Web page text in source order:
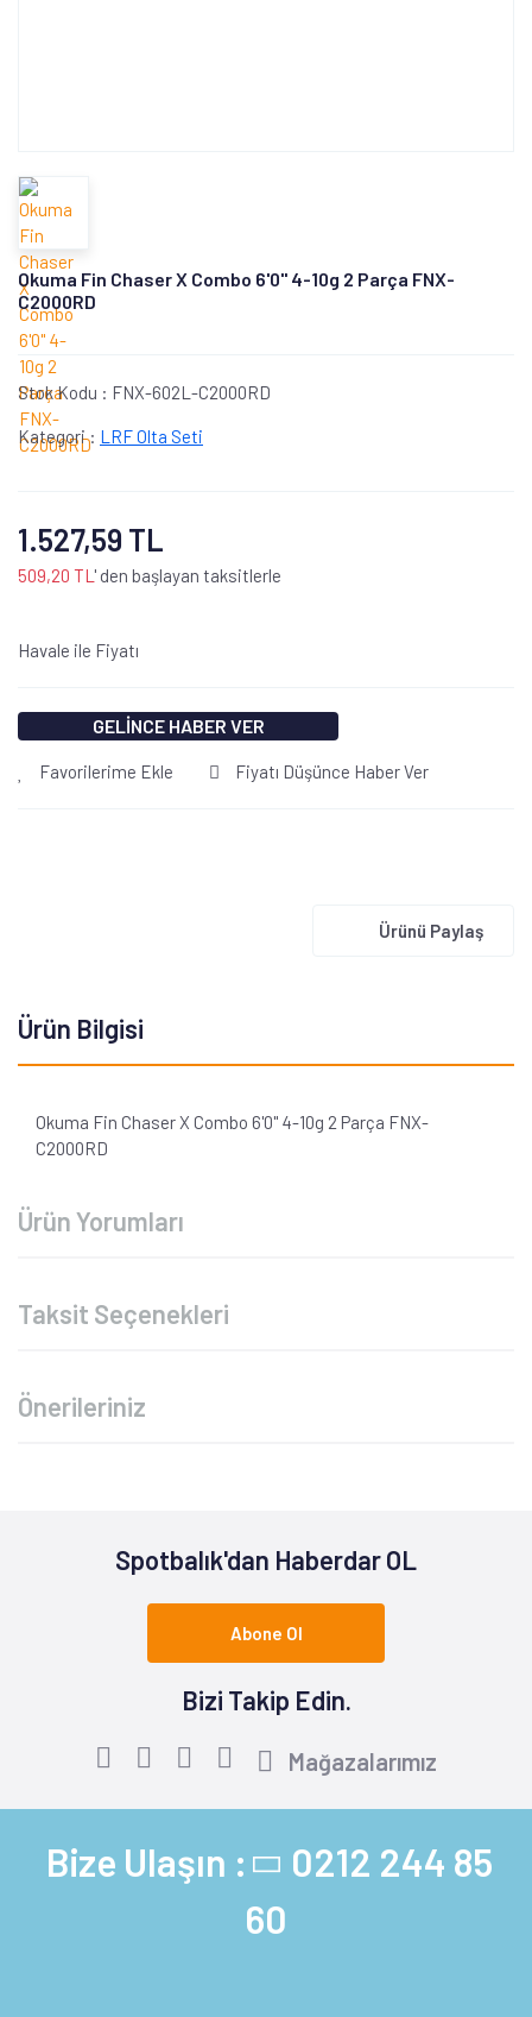
Okuma Fin Chaser X Combo 6'0'' 4-10g 2 Parça FNX-
C2000RD
Stok Kodu : FNX-602L-C2000RD
Kategori : LRF Olta Seti
1.527,59 TL
509,20 TL ' den başlayan taksitlerle
Havale ile Fiyatı
GELİNCE HABER VER
Favorilerime Ekle Fiyatı Düşünce Haber Ver
Ürünü Paylaş
Ürün Bilgisi
Okuma Fin Chaser X Combo 6'0'' 4-10g 2 Parça FNX-
C2000RD
Ürün Yorumları
Taksit Seçenekleri
Önerileriniz
Spotbalık'dan Haberdar OL
Abone Ol
Bizi Takip Edin.
Mağazalarımız
Bize Ulaşın : 0212 244 85
60